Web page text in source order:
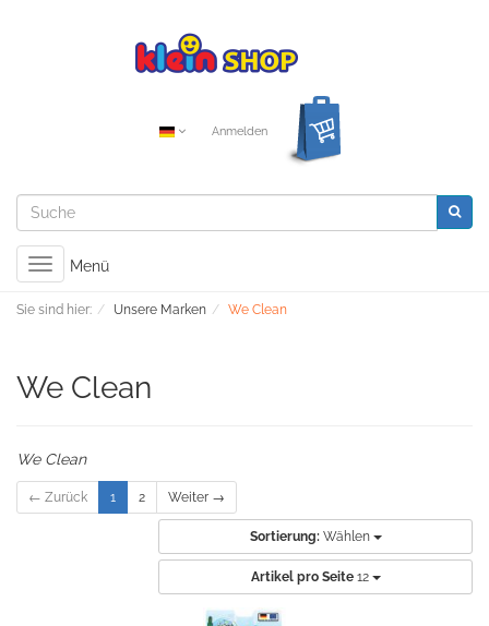
Anmelden
Toggle
navigation
Menü
Sie sind hier: Unsere Marken We Clean
We Clean
We Clean
← Zurück 1 2 Weiter →
Sortierung: Wählen
Artikel pro Seite 12